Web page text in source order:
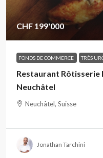
CHF 199'000
FONDS DE COMMERCE TRÈS
Restaurant Rôtisserie
Neuchâtel
Neuchâtel, Suisse
Jonathan Tarchini